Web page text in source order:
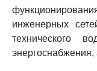
инженерных
технического